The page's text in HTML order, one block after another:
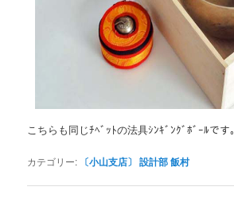
こちらも同じﾁﾍﾞｯﾄの法具ｼﾝｷﾞﾝｸﾞﾎﾞｰﾙです。
カテゴリー: 〔小山支店〕 設計部 飯村